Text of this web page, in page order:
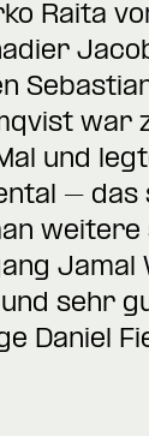
Raita
war
und
– das
Jamal
sehr
Daniel